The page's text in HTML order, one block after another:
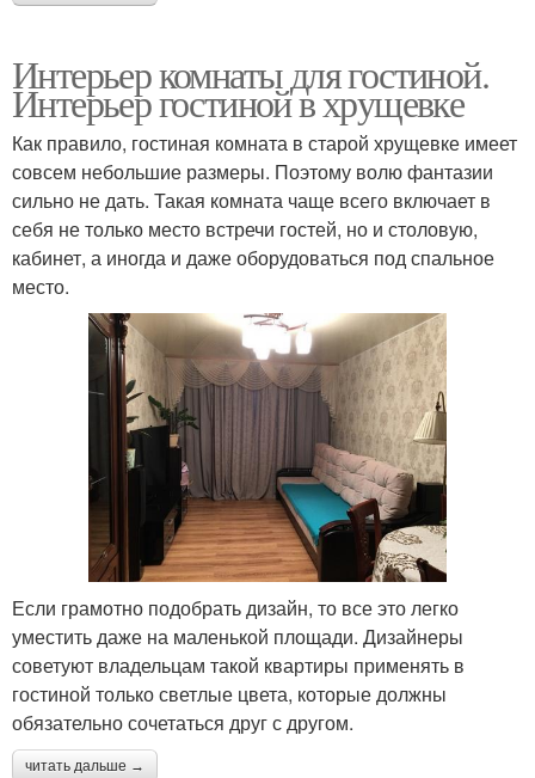
Интерьер комнаты для гостиной.
Интерьер гостиной в хрущевке
Как правило, гостиная комната в старой хрущевке имеет
совсем небольшие размеры. Поэтому волю фантазии
сильно не дать. Такая комната чаще всего включает в
себя не только место встречи гостей, но и столовую,
кабинет, а иногда и даже оборудоваться под спальное
место.
Если грамотно подобрать дизайн, то все это легко
уместить даже на маленькой площади. Дизайнеры
советуют владельцам такой квартиры применять в
гостиной только светлые цвета, которые должны
обязательно сочетаться друг с другом.
читать дальше →